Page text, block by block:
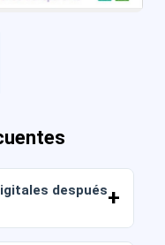
después